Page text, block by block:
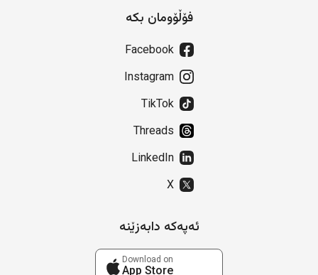
فۆڵۆومان بکە
Facebook
Instagram
TikTok
Threads
LinkedIn
X
ئەپەکە دابەزێنە
Download on